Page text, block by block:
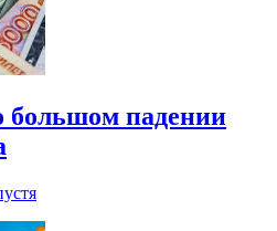
падении